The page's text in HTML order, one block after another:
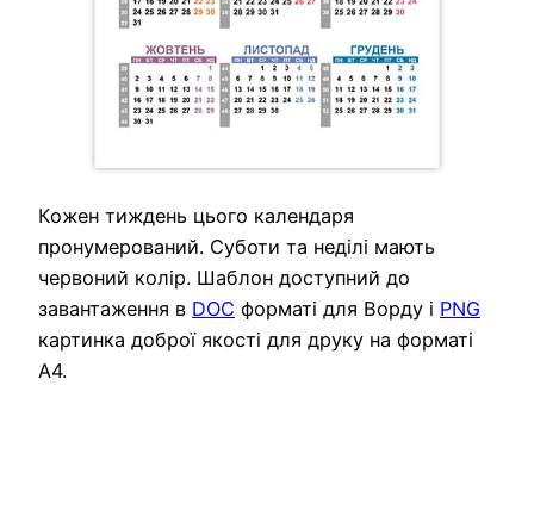
Кожен тиждень цього календаря
пронумерований. Суботи та неділі мають
червоний колір. Шаблон доступний до
завантаження в DOC форматі для Ворду і PNG
картинка доброї якості для друку на форматі
А4.